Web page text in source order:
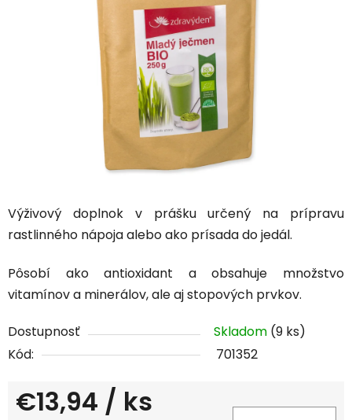
Výživový doplnok v prášku určený na prípravu
rastlinného nápoja alebo ako prísada do jedál.
Pôsobí ako antioxidant a obsahuje množstvo
vitamínov a minerálov, ale aj stopových prvkov.
Dostupnosť Skladom (9 ks)
Kód:
701352
€13,94 / ks